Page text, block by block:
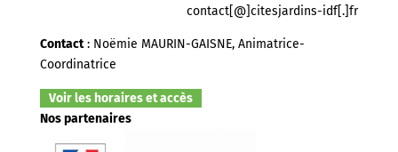
contact[@]citesjardins-idf[.]fr
Contact: Noëmie MAURIN-GAISNE, Animatrice-
Coordinatrice
Voir les horaires et accès
Nos partenaires